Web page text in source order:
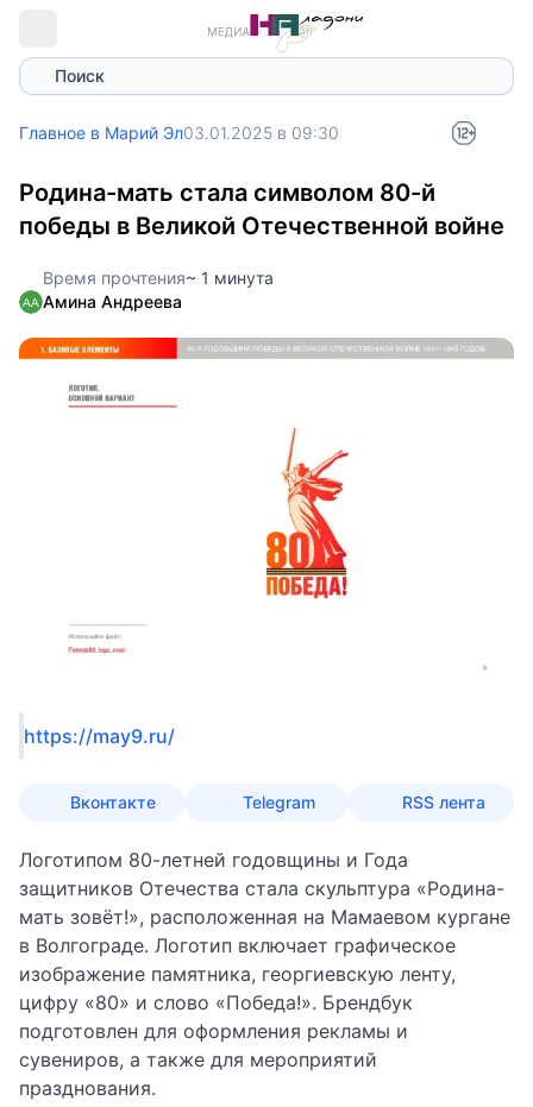
Поиск
Главное в Марий Эл03.01.2025 в 09:30
Родина-мать стала символом 80-й
победы в Великой Отечественной войне
Время прочтения~ 1 минута
Амина Андреева
https://may9.ru/
Вконтакте Telegram RSS лента
Логотипом 80-летней годовщины и Года
защитников Отечества стала скульптура «Родина-
мать зовёт!», расположенная на Мамаевом кургане
в Волгограде. Логотип включает графическое
изображение памятника, георгиевскую ленту,
цифру «80» и слово «Победа!». Брендбук
подготовлен для оформления рекламы и
сувениров, а также для мероприятий
празднования.